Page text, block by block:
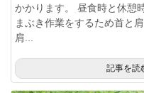
かかります。 昼食時と休憩
まぶき作業をするため首と
肩...
記事を読